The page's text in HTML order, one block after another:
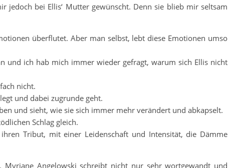
jedoch bei Ellis‘ Mutter gewünscht. Denn sie blieb mir seltsam
überflutet. Aber man selbst, lebt diese Emotionen umso
und ich hab mich immer wieder gefragt, warum sich Ellis nicht
nicht.
und dabei zugrunde geht.
und sieht, wie sie sich immer mehr verändert und abkapselt.
Schlag gleich.
Tribut, mit einer Leidenschaft und Intensität, die Dämme
Myriane Angelowski schreibt nicht nur sehr wortgewandt und